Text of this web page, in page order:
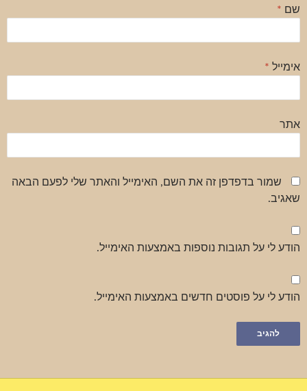
שם *
אימייל *
אתר
שמור בדפדפן זה את השם, האימייל והאתר שלי לפעם הבאה
שאגיב.
הודע לי על תגובות נוספות באמצעות האימייל.
הודע לי על פוסטים חדשים באמצעות האימייל.